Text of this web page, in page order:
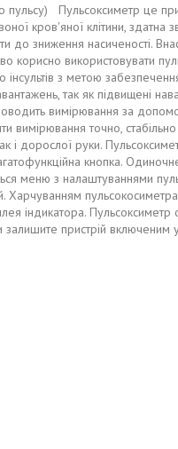
пульсу) Пульсоксиметр це
кров'яної клітини,
до зниження насиченості.
корисно використовувати
з метою
так як підвищені
вимірювання за
вимірювання точно,
і дорослої руки.
кнопка.
меню з налаштуваннями
Харчуванням
індикатора.
пристрій